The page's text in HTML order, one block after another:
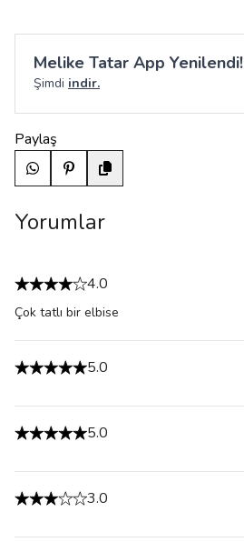
Melike Tatar App Yenilendi!
Şimdi indir.
Paylaş
Yorumlar
4.0
Çok tatlı bir elbise
5.0
5.0
3.0